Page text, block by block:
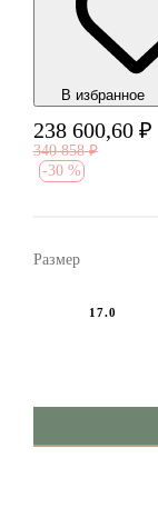
В избранноe
238 600,60 ₽
340 858 ₽
-30 %
Размер
17.0